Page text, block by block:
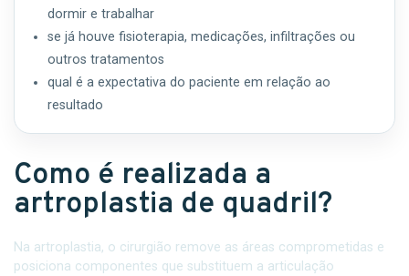
dormir e trabalhar
se já houve fisioterapia, medicações, infiltrações ou
outros tratamentos
qual é a expectativa do paciente em relação ao
resultado
Como é realizada a
artroplastia de quadril?
Na artroplastia, o cirurgião remove as áreas comprometidas e
posiciona componentes que substituem a articulação